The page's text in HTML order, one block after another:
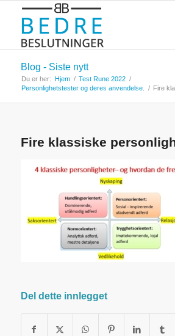
Blog - Siste nytt
Du er her: Hjem / Test Rune 2022 /
Personlighetstester og deres anvendelse.
/ Fire
Fire klassiske
Del dette innlegget